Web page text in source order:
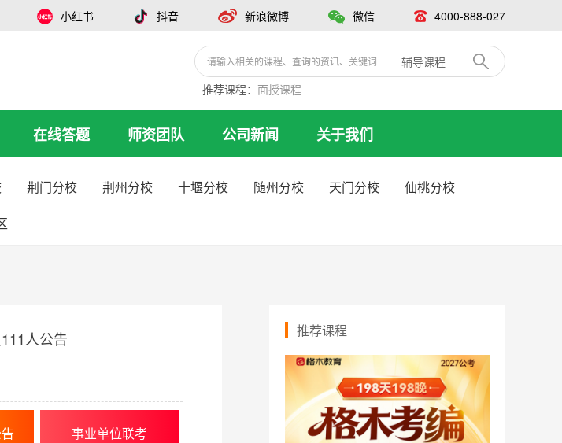
小红书 抖音 新浪微博 微信 4000-888-027
辅导课程
推荐课程： 面授课程
在线答题 师资团队 公司新闻 关于我们
荆门分校 荆州分校 十堰分校 随州分校 天门分校
仙桃分校
人公告
事业单位联考
推荐课程